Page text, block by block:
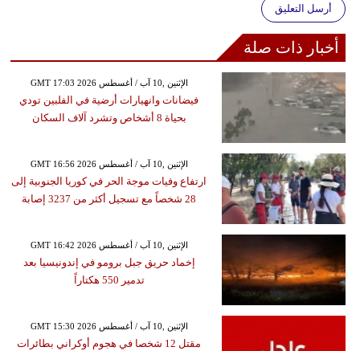
أرسل التعليق
أخبار ذات صلة
GMT 17:03 2026 الإثنين ,10 آب / أغسطس
فيضانات وانهيارات أرضية في الفلبين تودي
بحياة 8 أشخاص وتشرد آلاف السكان
GMT 16:56 2026 الإثنين ,10 آب / أغسطس
ارتفاع وفيات موجة الحر في كوريا الجنوبية إلى
28 شخصاً مع تسجيل أكثر من 3237 إصابة
GMT 16:42 2026 الإثنين ,10 آب / أغسطس
إخماد حريق جبل برومو في إندونيسيا بعد
تدمير 550 هكتاراً
GMT 15:30 2026 الإثنين ,10 آب / أغسطس
مقتل 12 شخصا في هجوم أوكراني بطائرات